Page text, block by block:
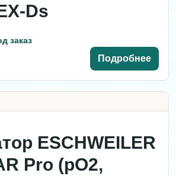
Ds
заказ
Подробнее
ESCHWEILER
Pro (pO2,